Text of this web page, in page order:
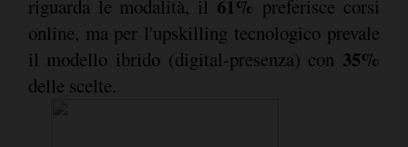
riguarda le modalità, il 61% preferisce corsi
online, ma per l'upskilling tecnologico prevale
il modello ibrido (digital-presenza) con 35%
delle scelte.